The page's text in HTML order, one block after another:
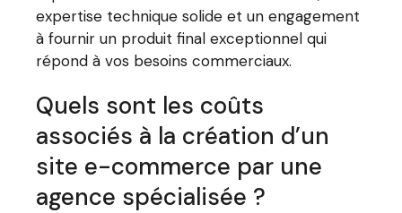
expertise technique solide et un engagement
à fournir un produit final exceptionnel qui
répond à vos besoins commerciaux.
Quels sont les coûts
associés à la création d’un
site e-commerce par une
agence spécialisée ?